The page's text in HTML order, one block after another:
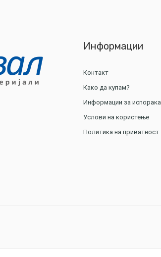
Информации
Контакт
Како да купам?
Информации за испорака
Услови на користење
Политика на приватност